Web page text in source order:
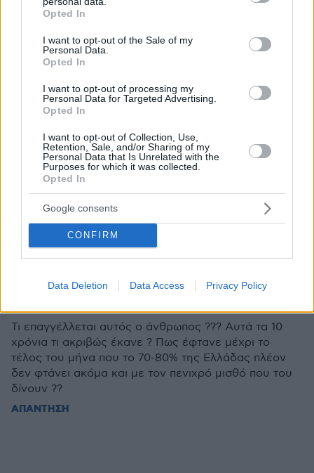
grant or deny consent to Google and its third-party tags to
use your data for below specified purposes in below Google
consent section.
Opted In
I want to opt-out of the Sale of my
Personal Data.
Opted In
I want to opt-out of processing my
Personal Data for Targeted Advertising.
Opted In
I want to opt-out of Collection, Use,
Retention, Sale, and/or Sharing of my
Personal Data that Is Unrelated with the
Purposes for which it was collected.
Opted In
Google consents
CONFIRM
Data Deletion Data Access Privacy Policy
ΑΠΑΝΤΗΣΗ
Γιάννης
Περιμένω με αγωνία την κυκλοφορία του βιβλίου "10
χρόνια άστεγος". Νομίζω κάθε Έλληνίδα και κάθε
ξεριζομένου Άρη στα ανεμοδαρμένα νησιά των
Κυκλάδων.
ΑΠΑΝΤΗΣΗ
Χαχαχαχαχαχα
Έγραψες!
03.06.2024, 08:35
Τι επαγγέλλεται αυτός ο άνθρωπος ??? Αυτά τα 10
χρόνια τι ακριβώς έκανε ? Πως έφτανε μέχρι το
τέλος του μήνα που το 70-80% της Ελλάδας πλέον
δεν φτάνει ακόμα και με τον πενιχρό μισθό που του
δίνουν ??
ΑΠΑΝΤΗΣΗ